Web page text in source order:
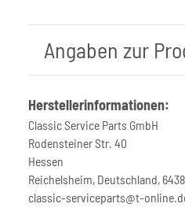
Angaben zur
Herstellerinformationen:
Classic Service Parts GmbH
Rodensteiner Str. 40
Hessen
Reichelsheim, Deutschland,
classic-serviceparts@t-